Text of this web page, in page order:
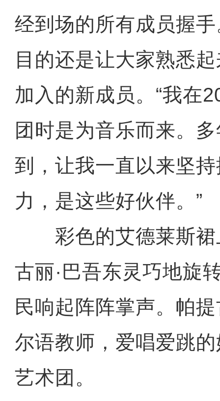
经到场的所有成员握
目的还是让大家熟悉
加入的新成员。“我在
团时是为音乐而来。
到，让我一直以来坚
力，是这些好伙伴。”
彩色的艾德莱斯裙
古丽·巴吾东灵巧地旋
民响起阵阵掌声。帕
尔语教师，爱唱爱跳
艺术团。